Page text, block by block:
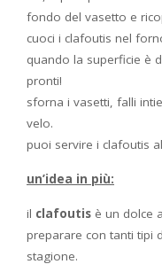
fondo del vasetto e
cuoci i clafoutis nel
quando la superficie è
pronti!
sforna i vasetti, falli
velo.
puoi servire i clafoutis
un’idea in più:
il clafoutis è un dolce
preparare con tanti tipi
stagione.